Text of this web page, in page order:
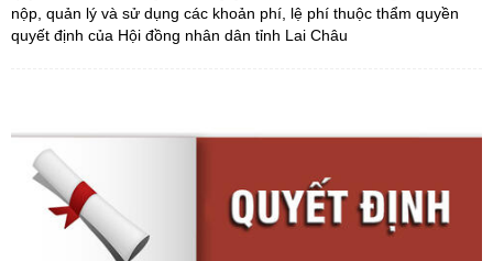
nộp, quản lý và sử dụng các khoản phí, lệ phí thuộc thẩm quyền
quyết định của Hội đồng nhân dân tỉnh Lai Châu